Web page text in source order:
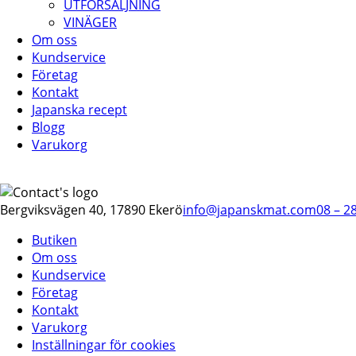
UTFÖRSÄLJNING
VINÄGER
Om oss
Kundservice
Företag
Kontakt
Japanska recept
Blogg
Varukorg
Bergviksvägen 40, 17890 Ekeröinfo@japanskmat.com08 –
Butiken
Om oss
Kundservice
Företag
Kontakt
Varukorg
Inställningar för cookies